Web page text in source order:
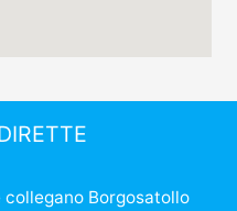
Borgosatollo